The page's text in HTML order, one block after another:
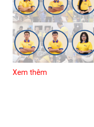
Xem thêm